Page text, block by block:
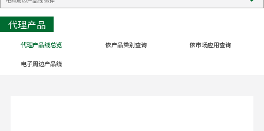
代理产品
代理产品线总览 依产品类别查询 依市场应用查询
电子周边产品线